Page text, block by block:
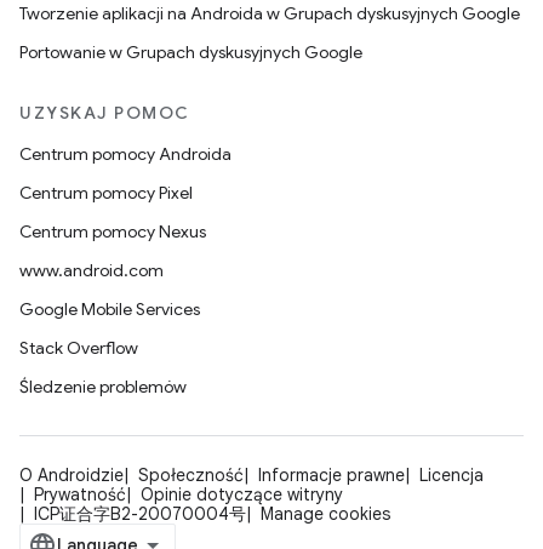
Tworzenie aplikacji na Androida w Grupach dyskusyjnych Google
Portowanie w Grupach dyskusyjnych Google
UZYSKAJ POMOC
Centrum pomocy Androida
Centrum pomocy Pixel
Centrum pomocy Nexus
www.android.com
Google Mobile Services
Stack Overflow
Śledzenie problemów
O Androidzie Społeczność Informacje prawne
Licencja
Prywatność
Opinie dotyczące witryny
ICP证合字B2-20070004号
Manage cookies